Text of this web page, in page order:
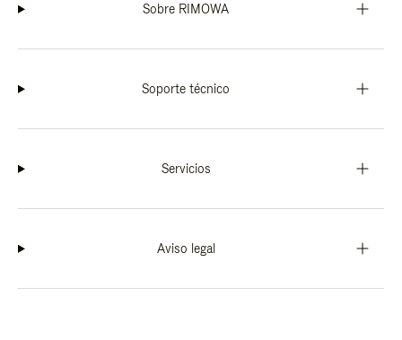
Sobre RIMOWA
Soporte técnico
Servicios
Aviso legal